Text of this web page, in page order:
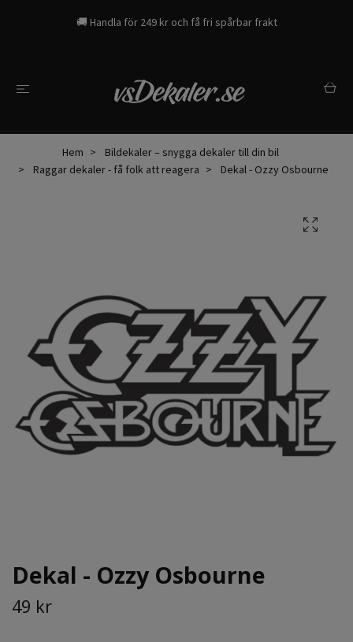
🚚 Handla för 249 kr och få fri spårbar frakt
Hem
Bildekaler – snygga dekaler till din bil
Raggar dekaler - få folk att reagera
Dekal - Ozzy Osbourne
Dekal - Ozzy Osbourne
49 kr